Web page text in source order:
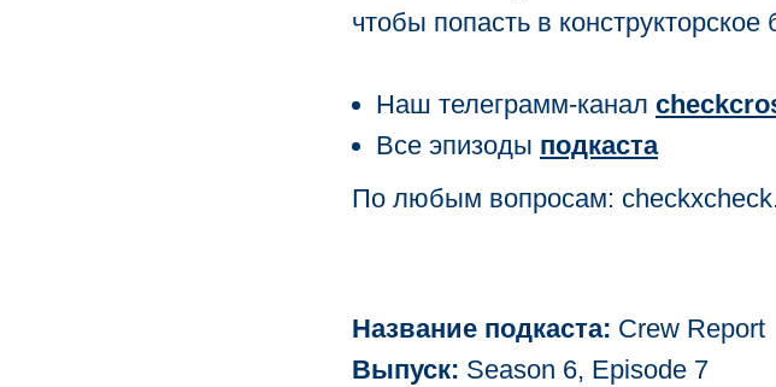
чтобы попасть в
Наш телеграмм-канал
Все эпизоды подкаста
По любым вопросам:
Название подкаста: Crew Report
Выпуск: Season 6, Episode 7